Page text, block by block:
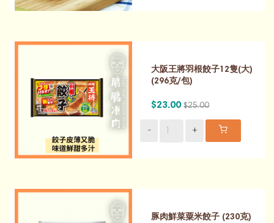
大阪王將羽根餃子12隻(大)
(296克/包)
$23.00 $25.00
- +
豚肉鮮菜粟米餃子 (230克)